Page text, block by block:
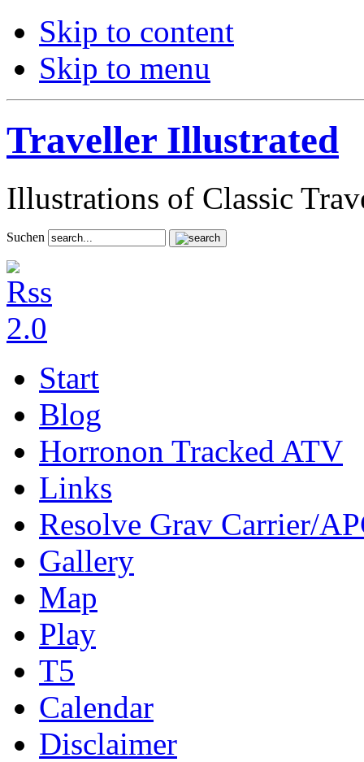
Skip to content
Skip to menu
Traveller Illustrated
Illustrations of Classic
Suchen
Start
Blog
Horronon Tracked ATV
Links
Resolve Grav Carrier/
Gallery
Map
Play
T5
Calendar
Disclaimer